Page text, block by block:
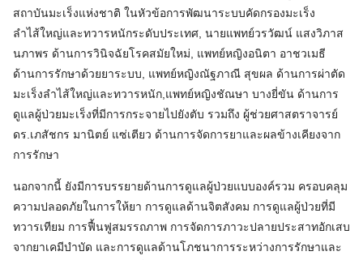
สถาบันมะเร็งแห่งชาติ ในหัวข้อการพัฒนาระบบคัดกรองมะเร็ง
ลำไส้ใหญ่และทวารหนักระดับประเทศ, นายแพทย์วรวัฒน์ แสงวิภาส
นภาพร ด้านการวินิจฉัยโรคสมัยใหม่, แพทย์หญิงอนิตา อาชวเมธี
ด้านการรักษาด้วยยาระบบ, แพทย์หญิงณัฐภาณี สุขผล ด้านการผ่าตัด
มะเร็งลำไส้ใหญ่และทวารหนัก,แพทย์หญิงชัณษา บางยี่ขัน ด้านการ
ดูแลผู้ป่วยมะเร็งที่มีการกระจายไปยังตับ รวมถึง ผู้ช่วยศาสตราจารย์
ดร.เภสัชกร มานิตย์ แซ่เตียว ด้านการจัดการยาและผลข้างเคียงจาก
การรักษา
นอกจากนี้ ยังมีการบรรยายด้านการดูแลผู้ป่วยแบบองค์รวม ครอบคลุม
ความปลอดภัยในการให้ยา การดูแลด้านจิตสังคม การดูแลผู้ป่วยที่มี
ทวารเทียม การฟื้นฟูสมรรถภาพ การจัดการภาวะปลายประสาทอักเสบ
จากยาเคมีบำบัด และการดูแลด้านโภชนาการระหว่างการรักษาและ